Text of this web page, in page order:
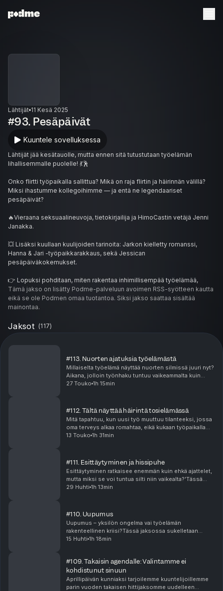
Lähtijät 11 Kesä 2025
#93. Pesäpäivät
Kuuntele sovelluksessa
Lähtijät jää kesätauolle, mutta ennen sitä tutustutaan työelämän
lihallisemmalle puolelle! 💃🕺
Onko flirtti työpaikalla sallittua? Mikä on raja flirtin ja häirinnän välillä?
Miksi ihastumme kollegoihimme — ja entä ne legendaariset
pesäpäivät?
🔥Vieraana seksuaalineuvoja, tietokirjailija ja HimoCastin vetäjä Jenni
Janakka.
💥 Lisäksi kuullaan kuulijoiden tarinoita: Jarkon kielletty romanssi,
Hanna & Jari -työpaikkarakkaus, sekä Jessican
pesäpäiväkokemukset.
👉 Lopuksi pohditaan, miten rakentaa inhimillisempää työelämää,
jossa huumori, lämpö ja rajat voivat elää rinnakkain.
#Pesäpäivät #FlirttiTyöpaikalla #Työelämä
#SeksuaalisuusTyöelämässä #Työpaikkaromanssi #Suostumus
Tämä jakso on lisätty Podme-palveluun avoimen RSS-syötteen kautta
eikä se ole Podmen omaa tuotantoa. Siksi jakso saattaa sisältää
mainontaa.
Jaksot (117)
#113. Nuorten ajatuksia työelämästä
Millaiselta työelämä näyttää nuorten silmissä juuri nyt?
Aikana, jolloin työnhaku tuntuu vaikeammalta kuin
koskaan, tekoäly muuttaa työelämää vauhdilla ja
27 Touko 1h 15min
#112. Tältä näyttää häirintä tosielämässä
Mitä tapahtuu, kun uusi työ muuttuu tilanteeksi, jossa
oma terveys alkaa romahtaa, eikä kukaan työpaikalla
puutu asiaan?Tässä poikkeuksellisen pysäyttävässä
13 Touko 1h 31min
#111. Esittäytyminen ja hissipuhe
Esittäytyminen ratkaisee enemmän kuin ehkä ajattelet,
mutta miksi se voi tuntua silti niin vaikealta?'Tässä
⁠Lähtijät⁠ jaksossa pureudumme hissipuheisiin,
29 Huhti 1h 13min
#110. Uupumus
Uupumus – yksilön ongelma vai työelämän
rakenteellinen kriisi?Tässä jaksossa sukelletaan
uupumukseen – ilmiöön, joka koskettaa yhä
15 Huhti 1h 18min
#109. Takaisin agendalle: Valintamme ei
kohdistunut sinuun
Aprillipäivän kunniaksi tarjoilemme kuuntelijoillemme
parin vuoden takaisen hittijaksomme uudelleen